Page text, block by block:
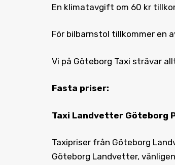
En klimatavgift om 60 kr
För bilbarnstol tillkommer en
Vi på Göteborg Taxi strävar
Fasta priser:
Taxi Landvetter Göteborg
Taxipriser från Göteborg
Göteborg Landvetter,